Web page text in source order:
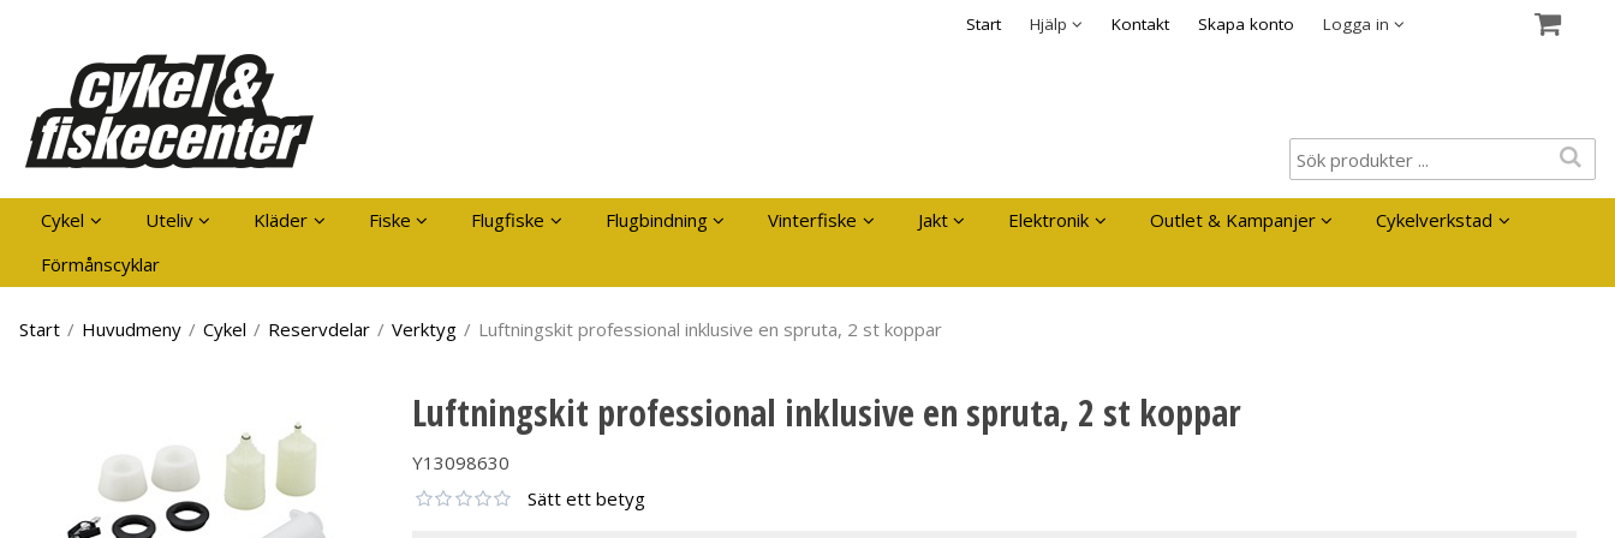
Start Hjälp
Säkerhet & Cookies Kontakt Skapa konto Logga in
Kom ihåg mig
Cykel Uteliv Kläder Fiske Flugfiske Flugbindning Vinterfiske Jakt Elektronik Outlet & Kampanjer
Cykelverkstad
Förmånscyklar
Start / Huvudmeny / Cykel / Reservdelar / Verktyg / Luftningskit professional inklusive en spruta, 2 st koppar
Luftningskit professional inklusive en spruta, 2 st koppar
Y13098630
Sätt ett betyg